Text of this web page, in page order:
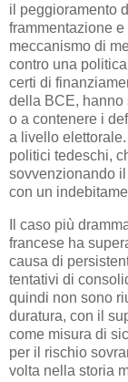
il peggioramento
frammentazione
meccanismo di
contro una
certi di
della BCE, hanno
o a contenere i
a livello
politici tedeschi,
sovvenzionando il
con un
Il caso più
francese ha
causa di
tentativi di
quindi non sono
duratura, con il
come misura di
per il rischio
volta nella storia